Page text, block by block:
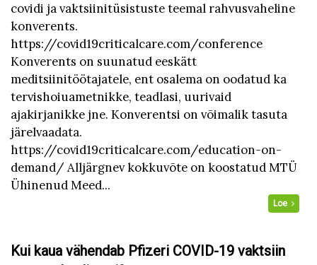
covidi ja vaktsiinitüsistuste teemal rahvusvaheline
konverents.
https://covid19criticalcare.com/conference
Konverents on suunatud eeskätt
meditsiinitöötajatele, ent osalema on oodatud ka
tervishoiuametnikke, teadlasi, uurivaid
ajakirjanikke jne. Konverentsi on võimalik tasuta
järelvaadata.
https://covid19criticalcare.com/education-on-
demand/ Alljärgnev kokkuvõte on koostatud MTÜ
Ühinenud Meed...
Loe
Kui kaua vähendab Pfizeri COVID-19 vaktsiin